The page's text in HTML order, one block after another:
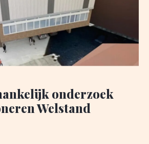
onderzoek
Welstand